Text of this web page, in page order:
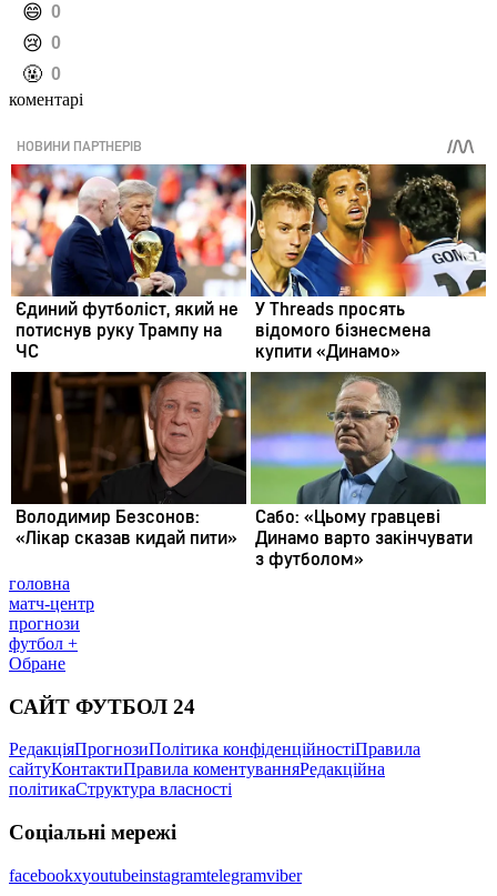
️😄 0
️😢 0
️🤬 0
коментарі
головна
матч-центр
прогнози
футбол +
Обране
САЙТ ФУТБОЛ 24
РедакціяПрогнозиПолітика конфіденційностіПравила
сайтуКонтактиПравила коментуванняРедакційна
політикаСтруктура власності
Соціальні мережі
facebookxyoutubeinstagramtelegramviber